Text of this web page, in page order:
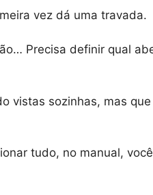
vez dá uma travada.
Precisa definir qual
vistas sozinhas, mas
tudo, no manual,